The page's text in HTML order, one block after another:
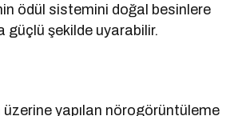
ödül sistemini doğal besinlere
güçlü şekilde uyarabilir.
yapılan nörogörüntüleme